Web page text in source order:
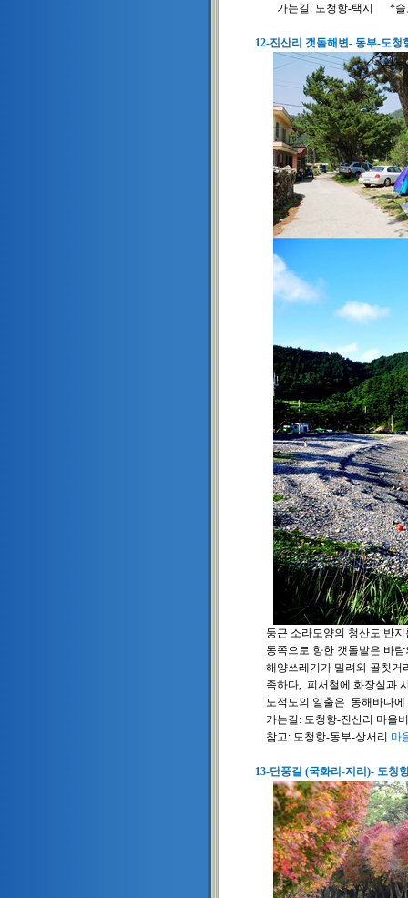
가는길: 도청항-택시 *슬
12-진산리 갯돌해변- 동부-도
둥근 소라모양의 청산도 반
동쪽으로 향한 갯돌밭은 바람
해양쓰레기가 밀려와 골칫거
족하다, 피서철에 화장실과
노적도의 일출은 동해바다에
가는길: 도청항-진산리 마을
참고: 도청항-동부-상서리 마
13-단풍길 (국화리-지리)- 도